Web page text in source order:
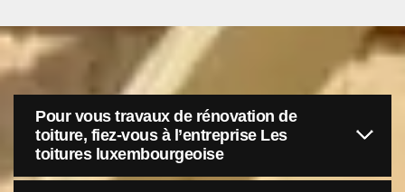
Pour vous travaux de rénovation de
toiture, fiez-vous à l’entreprise Les
toitures luxembourgeoise